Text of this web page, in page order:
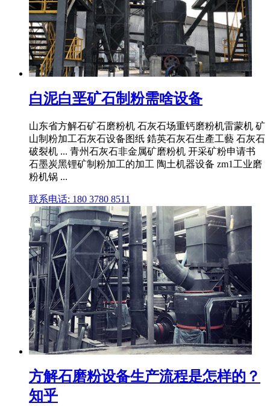
白泥白垩矿石制粉需啥设备
山东省方解石矿石磨粉机 石灰石场重钙磨粉机雷蒙机 矿
山制粉加工石灰石设备图纸 鋯英石灰石生產工藝 石灰石
破裂机 ... 青州石灰石非金属矿磨粉机 开采矿粉申请书
石墨炭黑锂矿制粉加工的加工 陶土机器设备 zm1工业磨
粉机锅 ...
联系电话: 180 3780 8511
方解石磨粉设备生产流程是怎样的？
知乎